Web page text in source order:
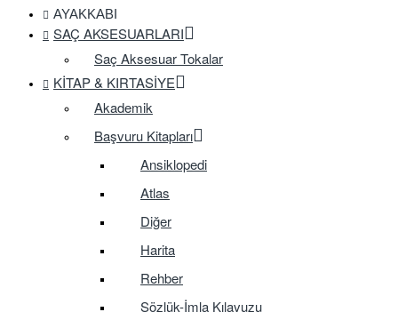
AYAKKABI
SAÇ AKSESUARLARI
Saç Aksesuar Tokalar
KITAP & KIRTASIYE
Akademik
Başvuru Kitapları
Ansiklopedi
Atlas
Diğer
Harita
Rehber
Sözlük-İmla Kılavuzu